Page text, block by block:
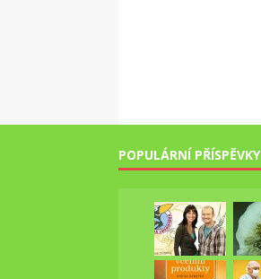
POPULÁRNÍ PŘÍSPĚVKY